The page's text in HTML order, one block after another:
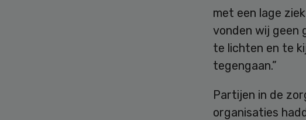
met een lage
vonden wij geen
te lichten en te
tegengaan.”
Partijen in de
organisaties